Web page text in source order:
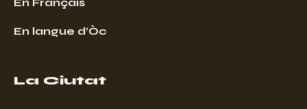
En langue d’Òc
La Ciutat